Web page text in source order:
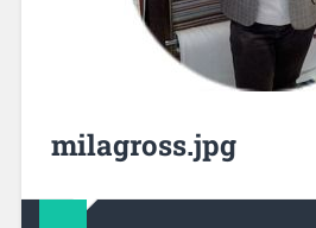
milagross.jpg